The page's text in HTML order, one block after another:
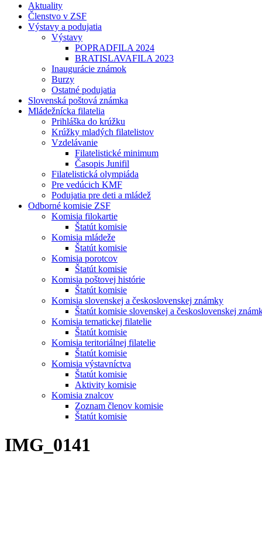
Aktuality
Členstvo v ZSF
Výstavy a podujatia
Výstavy
POPRADFILA 2024
BRATISLAVAFILA 2023
Inaugurácie známok
Burzy
Ostatné podujatia
Slovenská poštová známka
Mládežnícka filatelia
Prihláška do krúžku
Krúžky mladých filatelistov
Vzdelávanie
Filatelistické minimum
Časopis Junifil
Filatelistická olympiáda
Pre vedúcich KMF
Podujatia pre deti a mládež
Odborné komisie ZSF
Komisia filokartie
Štatút komisie
Komisia mládeže
Štatút komisie
Komisia porotcov
Štatút komisie
Komisia poštovej histórie
Štatút komisie
Komisia slovenskej a československej známky
Štatút komisie slovenskej a československej
Komisia tematickej filatelie
Štatút komisie
Komisia teritoriálnej filatelie
Štatút komisie
Komisia výstavníctva
Štatút komisie
Aktivity komisie
Komisia znalcov
Zoznam členov komisie
Štatút komisie
IMG_0141